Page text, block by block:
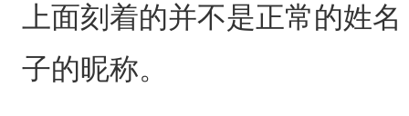
上面刻着的并不是正常的姓
子的昵称。